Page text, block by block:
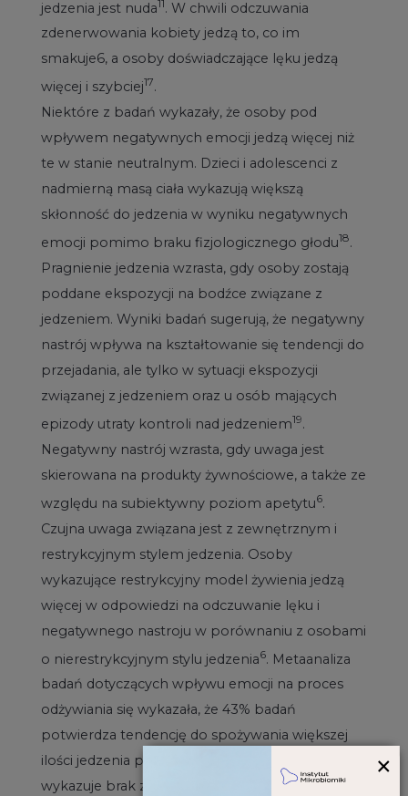
jedzenia jest nuda11. W chwili odczuwania
zdenerwowania kobiety jedzą to, co im
smakuje6, a osoby doświadczające lęku jedzą
więcej i szybciej17.
Niektóre z badań wykazały, że osoby pod
wpływem negatywnych emocji jedzą więcej niż
te w stanie neutralnym. Dzieci i adolescenci z
nadmierną masą ciała wykazują większą
skłonność do jedzenia w wyniku negatywnych
emocji pomimo braku fizjologicznego głodu18.
Pragnienie jedzenia wzrasta, gdy osoby zostają
poddane ekspozycji na bodźce związane z
jedzeniem. Wyniki badań sugerują, że negatywny
nastrój wpływa na kształtowanie się tendencji do
przejadania, ale tylko w sytuacji ekspozycji
związanej z jedzeniem oraz u osób mających
epizody utraty kontroli nad jedzeniem19.
Negatywny nastrój wzrasta, gdy uwaga jest
skierowana na produkty żywnościowe, a także ze
względu na subiektywny poziom apetytu6.
Czujna uwaga związana jest z zewnętrznym i
restrykcyjnym stylem jedzenia. Osoby
wykazujące restrykcyjny model żywienia jedzą
więcej w odpowiedzi na odczuwanie lęku i
negatywnego nastroju w porównaniu z osobami
o nierestrykcyjnym stylu jedzenia6. Metaanaliza
badań dotyczących wpływu emocji na proces
odżywiania się wykazała, że 43% badań
potwierdza tendencję do spożywania większej
ilości jedzenia pod wpływem emocji, 26%
wykazuje brak zmian, a 31% − mniejszą ilość
×